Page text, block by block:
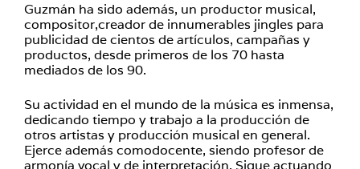
Guzmán ha sido además, un productor musical,
compositor,creador de innumerables jingles para
publicidad de cientos de artículos, campañas y
productos, desde primeros de los 70 hasta
mediados de los 90.
Su actividad en el mundo de la música es inmensa,
dedicando tiempo y trabajo a la producción de
otros artistas y producción musical en general.
Ejerce además comodocente, siendo profesor de
armonía vocal y de interpretación. Sigue actuando